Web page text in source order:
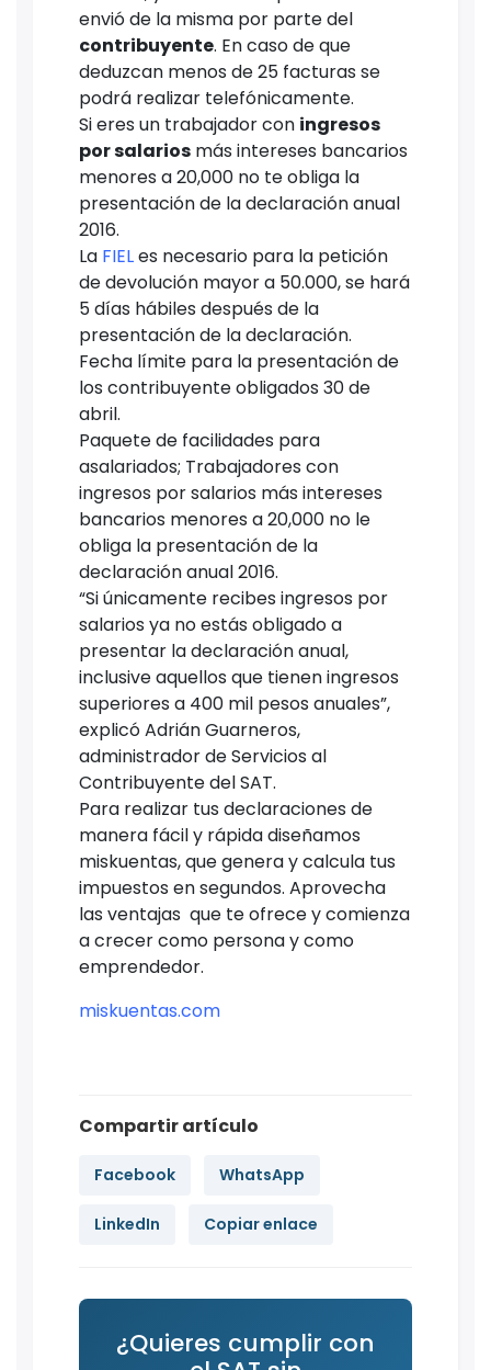
envió de la misma por parte del
contribuyente. En caso de que
deduzcan menos de 25 facturas se
podrá realizar telefónicamente.
Si eres un trabajador con ingresos
por salarios más intereses bancarios
menores a 20,000 no te obliga la
presentación de la declaración anual
2016.
La FIELes necesario para la petición
de devolución mayor a 50.000, se hará
5 días hábiles después de la
presentación de la declaración.
Fecha límite para la presentación de
los contribuyente obligados 30 de
abril.
Paquete de facilidades para
asalariados; Trabajadores con
ingresos por salarios más intereses
bancarios menores a 20,000 no le
obliga la presentación de la
declaración anual 2016.
“Si únicamente recibes ingresos por
salarios ya no estás obligado a
presentar la declaración anual,
inclusive aquellos que tienen ingresos
superiores a 400 mil pesos anuales”,
explicó Adrián Guarneros,
administrador de Servicios al
Contribuyente del SAT.
Para realizar tus declaraciones de
manera fácil y rápida diseñamos
miskuentas, que genera y calcula tus
impuestos en segundos. Aprovecha
las ventajas que te ofrece y comienza
a crecer como persona y como
emprendedor.
miskuentas.com
Compartir artículo
Facebook WhatsApp
LinkedIn Copiar enlace
¿Quieres cumplir con